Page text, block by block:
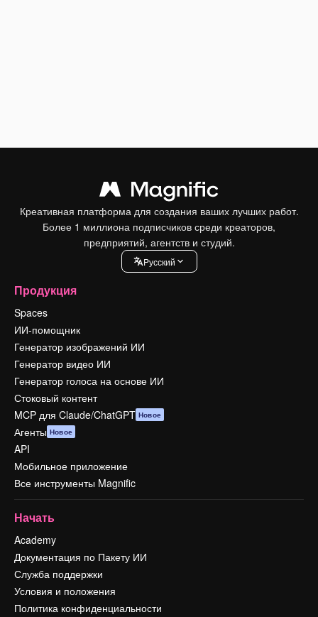
Креативная платформа для создания ваших лучших работ.
Более 1 миллиона подписчиков среди креаторов,
предприятий, агентств и студий.
Pусский
Продукция
Spaces
ИИ-помощник
Генератор изображений ИИ
Генератор видео ИИ
Генератор голоса на основе ИИ
Стоковый контент
MCP для Claude/ChatGPT Новое
Агенты Новое
API
Мобильное приложение
Все инструменты Magnific
Начать
Academy
Документация по Пакету ИИ
Служба поддержки
Условия и положения
Политика конфиденциальности